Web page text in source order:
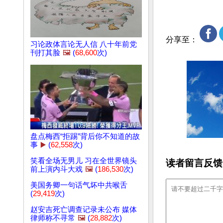
习论政体言论无人信 八十年前党
刊打其脸 🖼️ (68,600次)
盘点梅西“拒踢”背后你不知道的故
事 ▶️ (62,558次)
笑看全场无男儿 习在全世界镜头
前上演内斗大戏 🖼️ (186,530次)
美国务卿一句话气坏中共喉舌
(29,419次)
赵安吉死亡调查记录未公布 媒体
律师称不寻常 🖼️ (28,882次)
分享至：
读者留言反